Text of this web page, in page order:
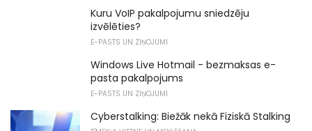
Kuru VoIP pakalpojumu sniedzēju
izvēlēties?
E-PASTS UN ZIŅOJUMI
Windows Live Hotmail - bezmaksas e-
pasta pakalpojums
E-PASTS UN ZIŅOJUMI
Cyberstalking: Biežāk nekā Fiziskā Stalking